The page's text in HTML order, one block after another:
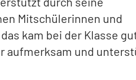
Mitschülerinnen und
kam bei der Klasse
aufmerksam und